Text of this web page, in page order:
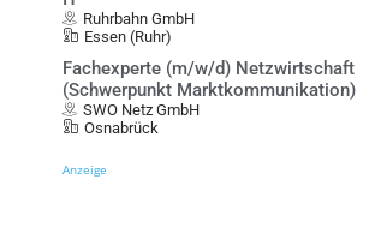
Ruhrbahn GmbH
Essen (Ruhr)
Fachexperte (m/w/d) Netzwirtschaft
(Schwerpunkt Marktkommunikation)
SWO Netz GmbH
Osnabrück
Anzeige